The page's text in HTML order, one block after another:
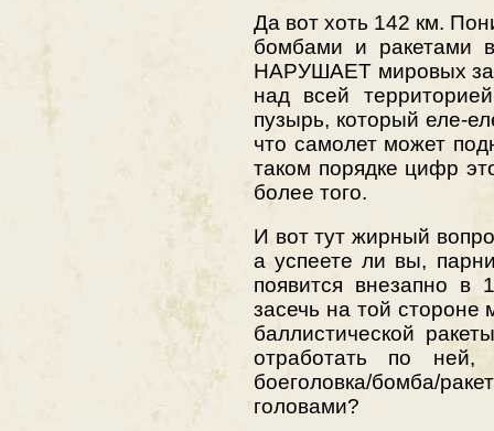
Да вот хоть 142 км.
бомбами и ракетами
НАРУШАЕТ мировых
над всей
пузырь, который еле-
что самолет может
таком порядке цифр
более того.
И вот тут жирный
а успеете ли вы,
появится внезапно
засечь на той стороне
баллистической
отработать по
боеголовка/бомба/
головами?